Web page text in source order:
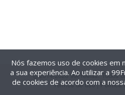
@2014-2026 99Freelas. Todos
Termos de uso| Política
Nós fazemos uso de cookies em
a sua experiência. Ao utilizar a
de cookies de acordo com a